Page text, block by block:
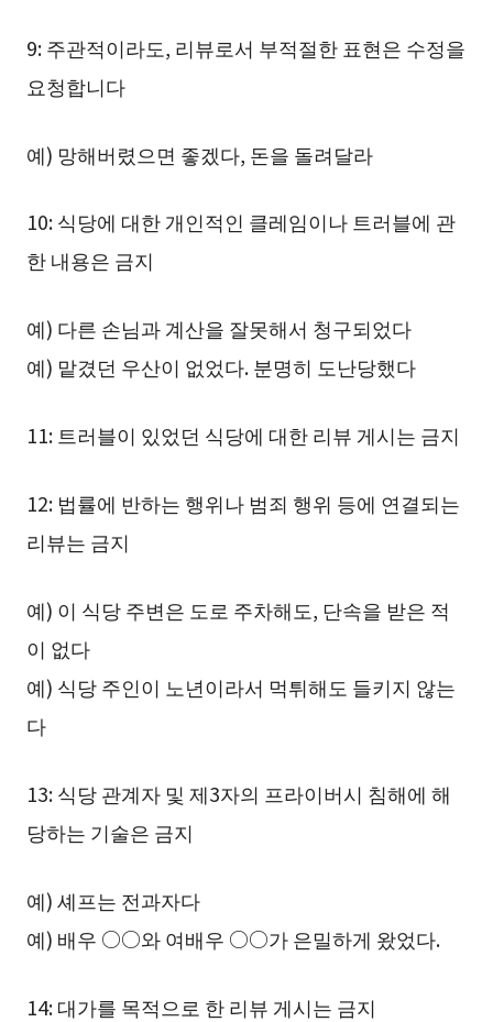
9: 주관적이라도, 리뷰로서 부적절한 표현은 수정을
요청합니다
예) 망해버렸으면 좋겠다, 돈을 돌려달라
10: 식당에 대한 개인적인 클레임이나 트러블에 관
한 내용은 금지
예) 다른 손님과 계산을 잘못해서 청구되었다
예) 맡겼던 우산이 없었다. 분명히 도난당했다
11: 트러블이 있었던 식당에 대한 리뷰 게시는 금지
12: 법률에 반하는 행위나 범죄 행위 등에 연결되는
리뷰는 금지
예) 이 식당 주변은 도로 주차해도, 단속을 받은 적
이 없다
예) 식당 주인이 노년이라서 먹튀해도 들키지 않는
다
13: 식당 관계자 및 제3자의 프라이버시 침해에 해
당하는 기술은 금지
예) 셰프는 전과자다
예) 배우 ○○와 여배우 ○○가 은밀하게 왔었다.
14: 대가를 목적으로 한 리뷰 게시는 금지